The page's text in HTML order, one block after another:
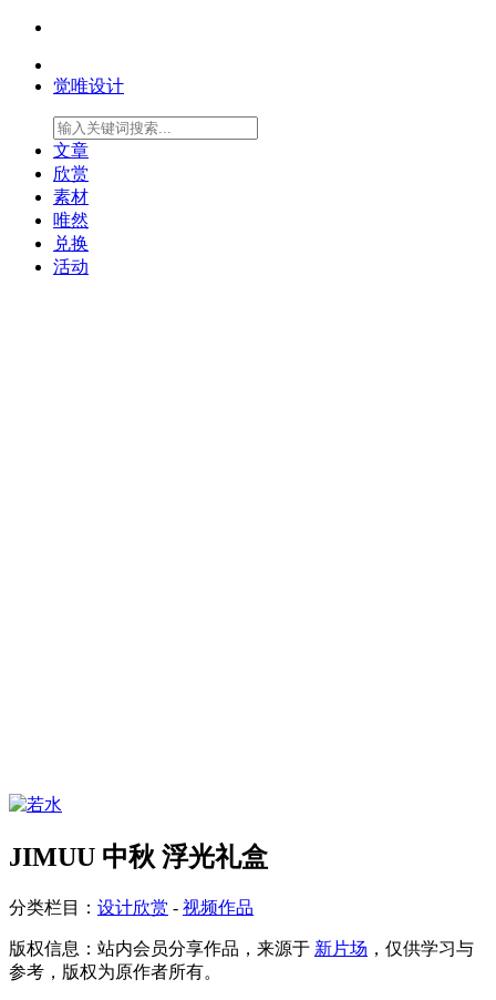
觉唯设计
文章
欣赏
素材
唯然
兑换
活动
JIMUU 中秋 浮光礼盒
分类栏目： 设计欣赏 - 视频作品
版权信息： 站内会员分享作品，来源于 新片场 ，仅供学习与
参考，版权为原作者所有。